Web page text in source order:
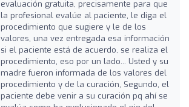
evaluación gratuita, precisamente para que
la profesional evalúe al paciente, le diga el
procedimiento que sugiere y le de los
valores, una vez entregada esa información
si el paciente está de acuerdo, se realiza el
procedimiento, eso por un lado... Usted y su
madre fueron informada de los valores del
procedimiento y de la curación, Segundo, el
paciente debe venir a su curación pq ahí se